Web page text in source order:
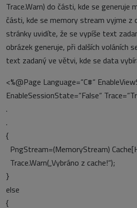
Trace.Warn) do části, kde se generuje
části, kde se memory stream vyjme z
stránky uvidíte, že se vypíše text
obrázek generuje, při dalších voláních
text zadaný ve větvi, kde se data
<%@Page Language=“C#“
EnableSessionState=“False“
.
.
{
PngStream=(MemoryStream)
Trace.Warn(„Vybráno z cache!“);
}
else
{